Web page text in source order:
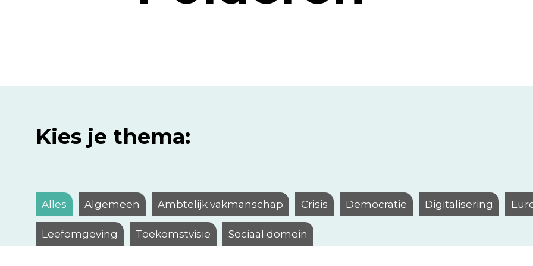
Kies je thema:
Alles Algemeen Ambtelijk vakmanschap Crisis Democratie Digitalisering
Leefomgeving Toekomstvisie Sociaal domein